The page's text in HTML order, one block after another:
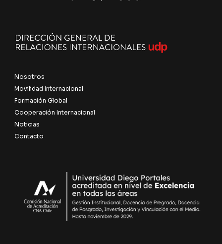
Nosotros
Movilidad Internacional
Formación Global
Cooperación Internacional
Noticias
Contacto